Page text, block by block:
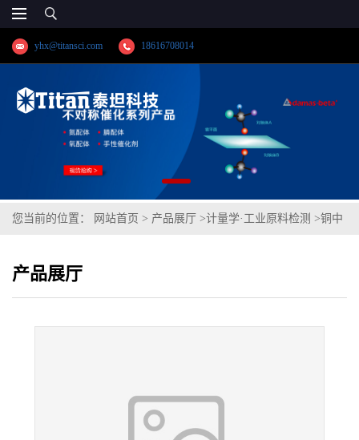
yhx@titansci.com 18616708014
您当前的位置： 网站首页 > 产品展厅 >计量学·工业原料检测 >铜中
产品展厅